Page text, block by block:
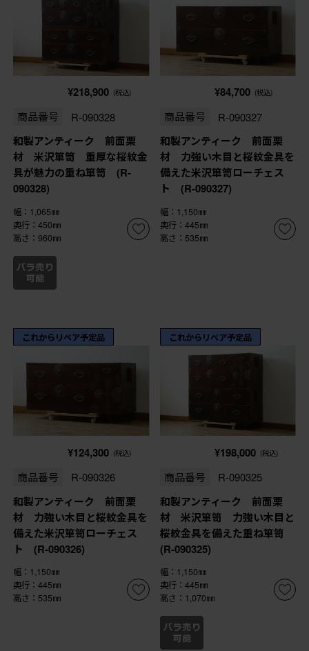
¥218,900 (税込)
商品番号 R-090328
和製アンティーク 前面栗
材 米沢箪笥 重厚な桜紋金
具が魅力の重ね箪笥 (R-
090328)
幅：1,065㎜
奥行：450㎜
高さ：960㎜
¥84,700 (税込)
商品番号 R-090327
和製アンティーク 前面栗
材 力強い木目と桜紋金具を
備えた米沢箪笥ローチェス
ト (R-090327)
幅：1,150㎜
奥行：445㎜
高さ：535㎜
これからリペア予定品
¥124,300 (税込)
商品番号 R-090326
和製アンティーク 前面栗
材 力強い木目と桜紋金具を
備えた米沢箪笥ローチェス
ト (R-090326)
幅：1,150㎜
奥行：445㎜
高さ：535㎜
これからリペア予定品
¥198,000 (税込)
商品番号 R-090325
和製アンティーク 前面栗
材 米沢箪笥 力強い木目と
桜紋金具を備えた重ね箪笥
(R-090325)
幅：1,150㎜
奥行：445㎜
高さ：1,070㎜